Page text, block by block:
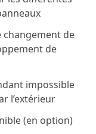
de
de
impossible
l’extérieur
(en option)